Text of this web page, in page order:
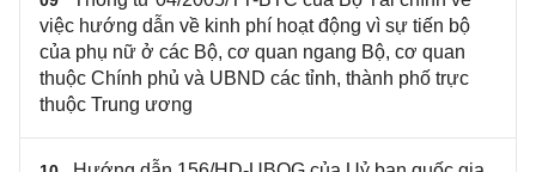
việc hướng dẫn về kinh phí hoạt động vì sự tiến bộ
của phụ nữ ở các Bộ, cơ quan ngang Bộ, cơ quan
thuộc Chính phủ và UBND các tỉnh, thành phố trực
thuộc Trung ương